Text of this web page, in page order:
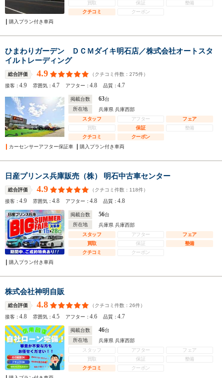
買取
保証
整備
クチコミ
クーポン
購入プラン付き車両
ひまわりガーデン ＤＣＭダイキ明石店／株式会社オートスタ
イルトレーディング
総合評価 4.9 （クチコミ件数： 275件）
接客：4.9 雰囲気：4.7 アフター：4.8 品質：4.7
掲載台数 63台
所在地
兵庫県 兵庫西部
スタッフ
アフター
フェア
買取
保証
整備
クチコミ
クーポン
カーセンサーアフター保証車
購入プラン付き車両
日産プリンス兵庫販売（株） 明石中古車センター
総合評価 4.9 （クチコミ件数： 118件）
接客：4.9 雰囲気：4.8 アフター：4.8 品質：4.8
掲載台数 56台
所在地
兵庫県 兵庫西部
スタッフ
アフター
フェア
買取
保証
整備
クチコミ
クーポン
購入プラン付き車両
株式会社神明自販
総合評価 4.8 （クチコミ件数： 26件）
接客：4.8 雰囲気：4.5 アフター：4.6 品質：4.7
掲載台数 46台
所在地
兵庫県 兵庫西部
スタッフ
アフター
フェア
買取
保証
整備
クチコミ
クーポン